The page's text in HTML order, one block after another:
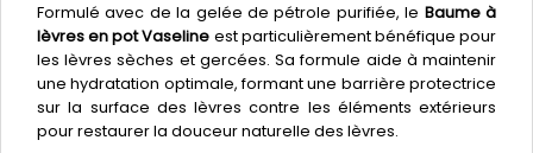
Formulé avec de la gelée de pétrole purifiée, le Baume à
lèvres en pot Vaseline est particulièrement bénéfique pour
les lèvres sèches et gercées. Sa formule aide à maintenir
une hydratation optimale, formant une barrière protectrice
sur la surface des lèvres contre les éléments extérieurs
pour restaurer la douceur naturelle des lèvres.